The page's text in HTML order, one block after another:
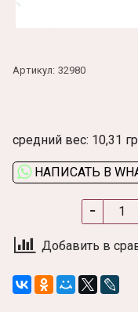
Артикул: 32980
средний вес: 10,31
НАПИСАТЬ В
Добавить в